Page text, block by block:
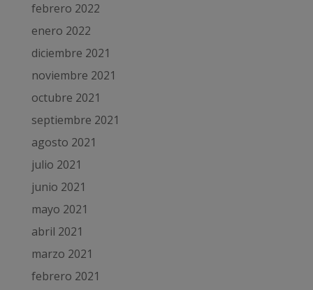
febrero 2022
enero 2022
diciembre 2021
noviembre 2021
octubre 2021
septiembre 2021
agosto 2021
julio 2021
junio 2021
mayo 2021
abril 2021
marzo 2021
febrero 2021